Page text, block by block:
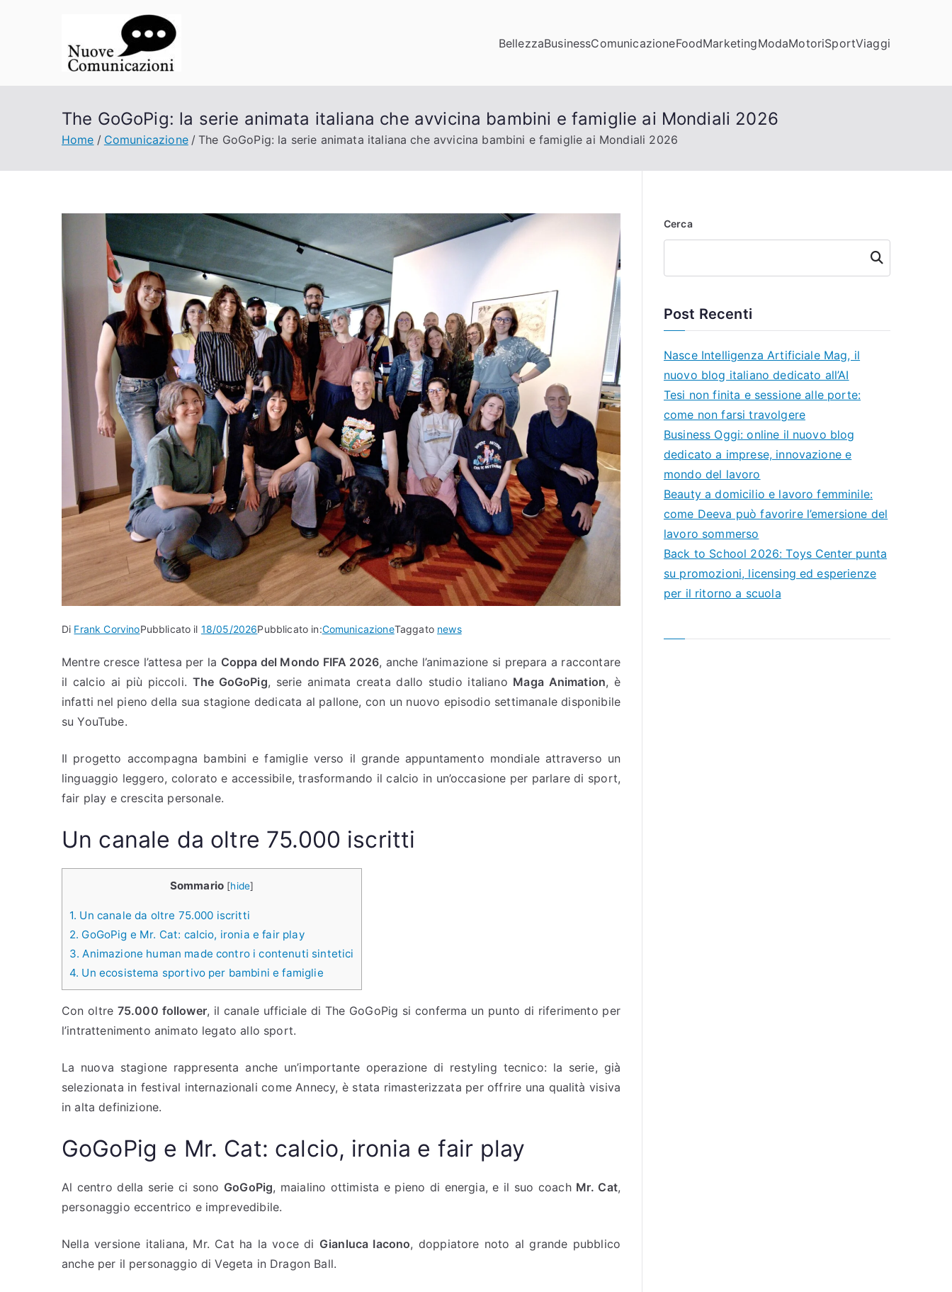
BellezzaBusinessComunicazioneFoodMarketingModaMotoriSportViaggi
The GoGoPig: la serie animata italiana che avvicina bambini e famiglie ai Mondiali 2026
Home Comunicazione The GoGoPig: la serie animata italiana che avvicina bambini e famiglie ai Mondiali 2026
Di Frank CorvinoPubblicato il 18/05/2026Pubblicato in:ComunicazioneTaggato news
Mentre cresce l’attesa per la Coppa del Mondo FIFA 2026, anche l’animazione si prepara a raccontare
il calcio ai più piccoli. The GoGoPig, serie animata creata dallo studio italiano Maga Animation, è
infatti nel pieno della sua stagione dedicata al pallone, con un nuovo episodio settimanale disponibile
su YouTube.
Il progetto accompagna bambini e famiglie verso il grande appuntamento mondiale attraverso un
linguaggio leggero, colorato e accessibile, trasformando il calcio in un’occasione per parlare di sport,
fair play e crescita personale.
Un canale da oltre 75.000 iscritti
Sommario [hide]
1. Un canale da oltre 75.000 iscritti
2. GoGoPig e Mr. Cat: calcio, ironia e fair play
3. Animazione human made contro i contenuti sintetici
4. Un ecosistema sportivo per bambini e famiglie
Con oltre 75.000 follower, il canale ufficiale di The GoGoPig si conferma un punto di riferimento per
l’intrattenimento animato legato allo sport.
La nuova stagione rappresenta anche un’importante operazione di restyling tecnico: la serie, già
selezionata in festival internazionali come Annecy, è stata rimasterizzata per offrire una qualità visiva
in alta definizione.
GoGoPig e Mr. Cat: calcio, ironia e fair play
Al centro della serie ci sono GoGoPig, maialino ottimista e pieno di energia, e il suo coach Mr. Cat,
personaggio eccentrico e imprevedibile.
Nella versione italiana, Mr. Cat ha la voce di Gianluca Iacono, doppiatore noto al grande pubblico
anche per il personaggio di Vegeta in Dragon Ball.
Cerca
Cerca
Post Recenti
Nasce Intelligenza Artificiale Mag, il
nuovo blog italiano dedicato all’AI
Tesi non finita e sessione alle porte:
come non farsi travolgere
Business Oggi: online il nuovo blog
dedicato a imprese, innovazione e
mondo del lavoro
Beauty a domicilio e lavoro femminile:
come Deeva può favorire l’emersione del
lavoro sommerso
Back to School 2026: Toys Center punta
su promozioni, licensing ed esperienze
per il ritorno a scuola